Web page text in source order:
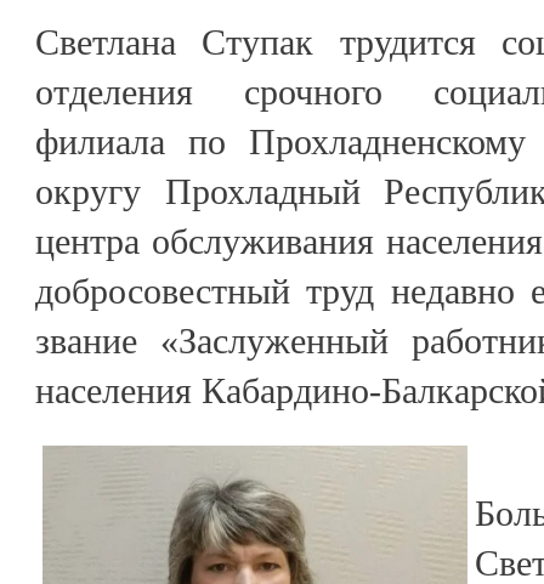
Светлана Ступак трудится
отделения срочного
филиала по
округу Прохладный
центра обслуживания
добросовестный труд недавно
звание «Заслуженный
населения Кабардино-